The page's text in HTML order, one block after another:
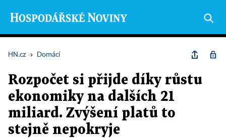
HN.cz › Domácí
Rozpočet si přijde díky růstu
ekonomiky na dalších 21
miliard. Zvýšení platů to
stejně nepokryje